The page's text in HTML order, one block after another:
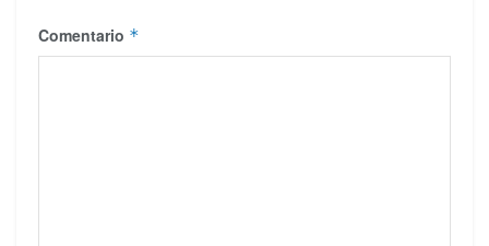
Comentario *